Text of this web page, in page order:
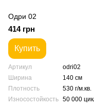
Одри 02
414 грн
Купить
Артикул
odri02
Ширина
140 см
Плотность
530 г/м.кв.
Износостойкость 50 000